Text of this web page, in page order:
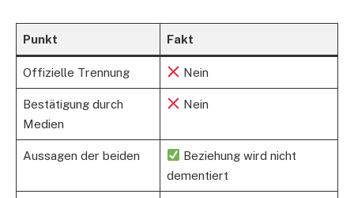
Punkt Fakt
Offizielle Trennung Nein
Bestätigung durch
Medien
Nein
Aussagen der beiden
Beziehung wird nicht
dementiert